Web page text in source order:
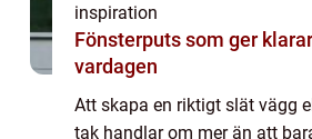
inspiration
Fönsterputs som ger
vardagen
Att skapa en riktigt slät vägg
tak handlar om mer än att